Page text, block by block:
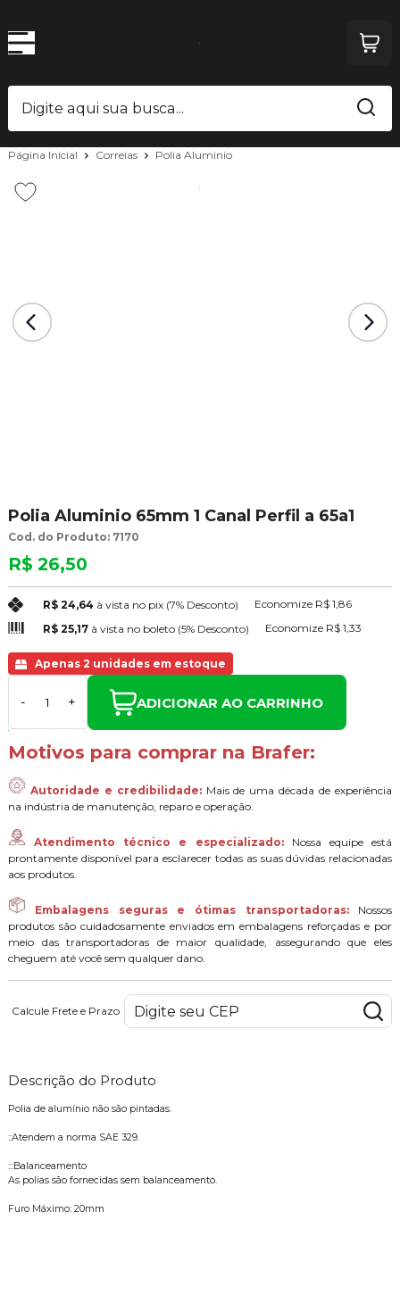
Página Inicial Correias Polia Aluminio
Polia Aluminio 65mm 1 Canal Perfil a 65a1
Cod. do Produto: 7170
R$ 26,50
R$ 24,64 à vista no pix (7% Desconto) Economize R$ 1,86
R$ 25,17 à vista no boleto (5% Desconto) Economize R$ 1,33
Apenas 2 unidades em estoque
- + ADICIONAR AO CARRINHO
Motivos para comprar na Brafer:
Autoridade e credibilidade: Mais de uma década de experiência
na indústria de manutenção, reparo e operação.
Atendimento técnico e especializado:
Nossa equipe está
prontamente disponível para esclarecer todas as suas dúvidas relacionadas
aos produtos.
Embalagens seguras e ótimas transportadoras:
Nossos
produtos são cuidadosamente enviados em embalagens reforçadas e por
meio das transportadoras de maior qualidade, assegurando que eles
cheguem até você sem qualquer dano.
Calcule Frete e Prazo
Descrição do Produto
Polia de alumínio não são pintadas.
::Atendem a norma SAE 329.
:::Balanceamento
As polias são fornecidas sem balanceamento.
Furo Máximo: 20mm